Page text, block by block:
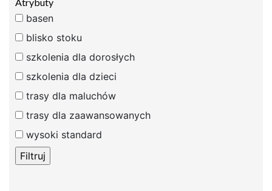
basen
blisko stoku
szkolenia dla dorosłych
szkolenia dla dzieci
trasy dla maluchów
trasy dla zaawansowanych
wysoki standard